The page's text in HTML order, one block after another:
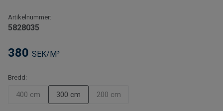
Artikelnummer:
5828035
380 SEK/M²
Bredd:
400 cm 300 cm 200 cm